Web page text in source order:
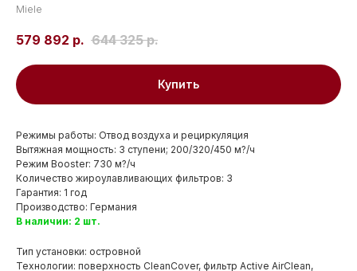
Miele
579 892 р. 644 325 р.
Купить
Режимы работы: Отвод воздуха и рециркуляция
Вытяжная мощность: 3 ступени; 200/320/450 м?/ч
Режим Booster: 730 м?/ч
Количество жироулавливающих фильтров: 3
Гарантия: 1 год
Производство: Германия
В наличии: 2 шт.
Тип установки: островной
Технологии: поверхность CleanCover, фильтр Active AirClean,